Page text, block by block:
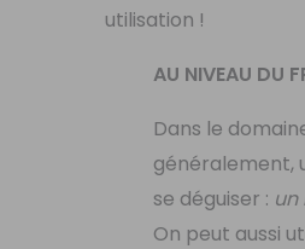
utilisation !
AU NIVEAU DU
Dans le
généralement,
se déguiser : un
On peut aussi